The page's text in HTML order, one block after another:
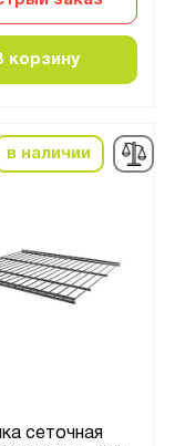
корзину
в наличии
сеточная